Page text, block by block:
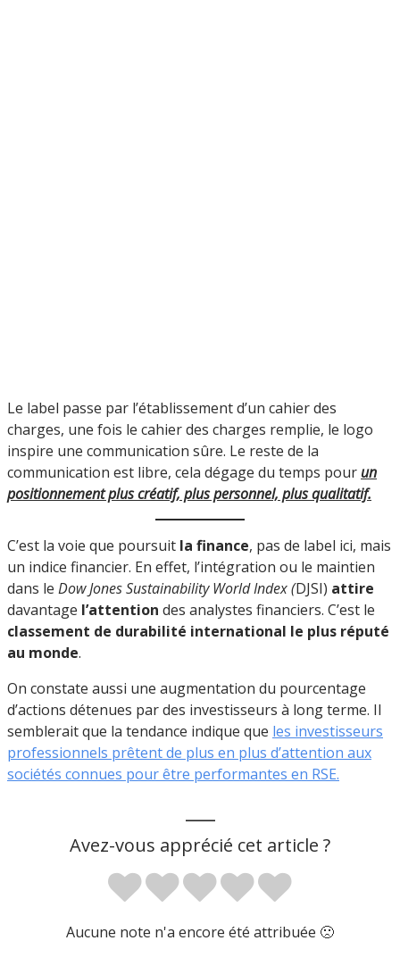
Le label passe par l’établissement d’un cahier des
charges, une fois le cahier des charges remplie, le logo
inspire une communication sûre. Le reste de la
communication est libre, cela dégage du temps pour un
positionnement plus créatif, plus personnel, plus qualitatif.
C’est la voie que poursuit la finance, pas de label ici, mais
un indice financier. En effet, l’intégration ou le maintien
dans le Dow Jones Sustainability World Index (DJSI) attire
davantage l’attention des analystes financiers. C’est le
classement de durabilité international le plus réputé
au monde.
On constate aussi une augmentation du pourcentage
d’actions détenues par des investisseurs à long terme. Il
semblerait que la tendance indique que les investisseurs
professionnels prêtent de plus en plus d’attention aux
sociétés connues pour être performantes en RSE.
Avez-vous apprécié cet article ?
Aucune note n'a encore été attribuée 🙁